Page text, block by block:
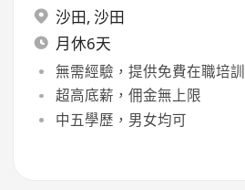
沙田, 沙田
月休6天
無需經驗，提供免費在職培訓
超高底薪，佣金無上限
中五學歷，男女均可